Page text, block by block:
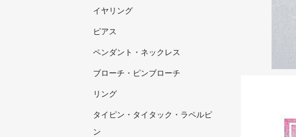
イヤリング
ピアス
ペンダント・ネックレス
ブローチ・ピンブローチ
リング
タイピン・タイタック・ラペルピ
ン